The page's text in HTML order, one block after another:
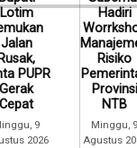
Lotim
Jalan
Rusak,
PUPR
Gerak
Cepat
9
2026
Hadiri
Risiko
Provinsi
NTB
Minggu, 9
Agustus